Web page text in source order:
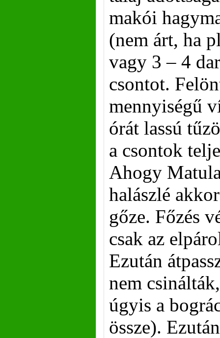
makói
(nem árt, ha
vagy 3 – 4
csontot.
mennyiségű
órát lassú
a csontok
Ahogy
halászlé
gőze. Főzés
csak az
Ezután
nem
úgyis a
össze).